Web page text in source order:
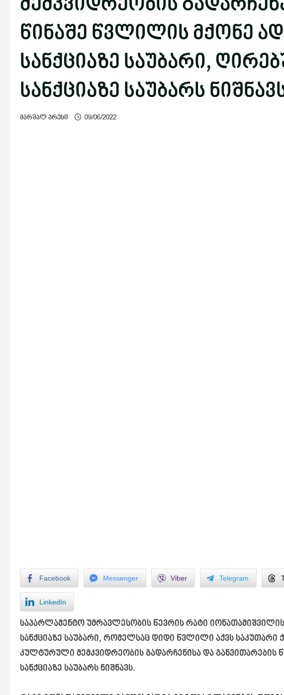
მემკვიდრეობის
წინაშე წვლილის მქონე
სანქციაზე საუბარი,
სანქციაზე საუბარს
მარშალ პრესი 09/06/2022
Facebook Messenger Viber Telegram
LinkedIn
საპარლამენტო უმრავლესობის წევრის რატი იონათამიშვილის
სანქციაზე საუბარი, რომელსაც დიდი წვლილი აქვს საკუთარი
კულტურული მემკვიდრეობის გადარჩენისა და განვითარების
სანქციაზე საუბარს ნიშნავს.